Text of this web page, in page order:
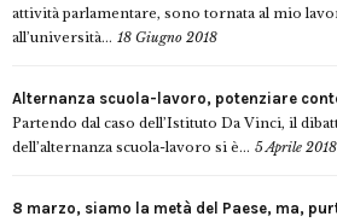
attività parlamentare, sono tornata al mio
all’università... 18 Giugno 2018
Alternanza scuola-lavoro, potenziare
Partendo dal caso dell’Istituto Da Vinci, il
dell’alternanza scuola-lavoro si è... 5 Aprile 2018
8 marzo, siamo la metà del Paese, ma,